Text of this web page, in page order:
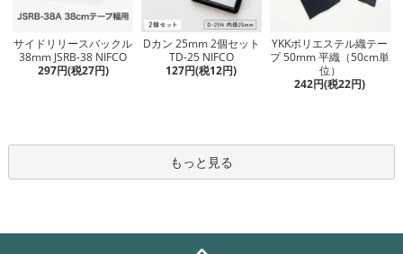
サイドリリースバックル
38mm JSRB-38 NIFCO
297円(税27円)
Dカン 25mm 2個セット
TD-25 NIFCO
127円(税12円)
YKKポリエステル織テー
プ 50mm 平織（50cm単
位）
242円(税22円)
もっと見る